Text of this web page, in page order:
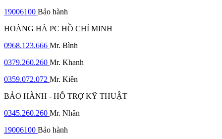
19006100 Bảo hành
HOÀNG HÀ PC HỒ CHÍ MINH
0968.123.666 Mr. Bình
0379.260.260 Mr. Khanh
0359.072.072 Mr. Kiên
BẢO HÀNH - HỖ TRỢ KỸ THUẬT
0345.260.260 Mr. Nhân
19006100 Bảo hành